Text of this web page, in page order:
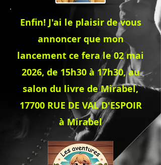
Enfin! J'ai le plaisir de vous
annoncer que mon
lancement ce fera le 02 mai
2026, de 15h30 à 17h30, au
salon du livre de Mirabel,
17700 RUE DE VAL D'ESPOIR
à Mirabel